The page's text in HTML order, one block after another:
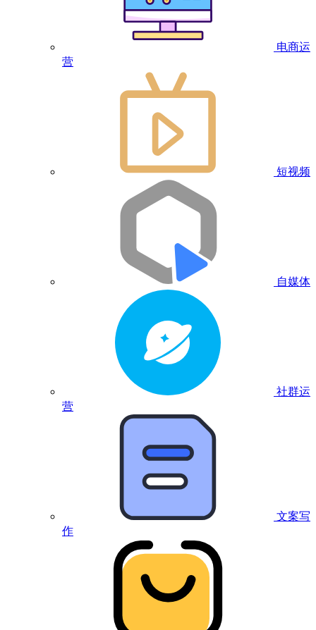
电商运
营
短视频
自媒体
社群运
营
文案写
作